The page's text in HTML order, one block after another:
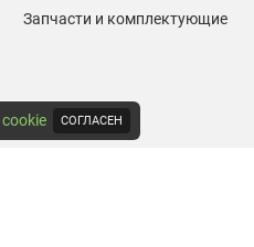
Запчасти и комплектующие
cookie СОГЛАСЕН